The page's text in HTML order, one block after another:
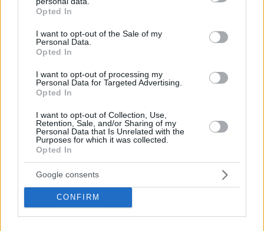
grant or deny consent to Google and its third-party tags to
use your data for below specified purposes in below Google
consent section.
Opted In
I want to opt-out of the Sale of my
Personal Data.
Opted In
I want to opt-out of processing my
Personal Data for Targeted Advertising.
Opted In
I want to opt-out of Collection, Use,
Retention, Sale, and/or Sharing of my
Personal Data that Is Unrelated with the
Purposes for which it was collected.
Opted In
Google consents
CONFIRM
ακτοπλοϊκών
εισιτηρίων, με τους
επιβάτες να
κινδυνεύουν να
επωμιστούν αυξήσεις,
αν δεν υπάρξει νέα
κρατική παρέμβαση
Δημογραφικό και
H δημογραφική κρίση
είναι πολυπαραγοντικό
πρόβλημα, με
επιπτώσεις ήδη ορατές
και θα χρειαστεί να
υιοθετήσουμε
ριζοσπαστικά μέτρα,
26.11.2025, 06:37 63
ΑΛΕΞΑΝΔΡΟΣ